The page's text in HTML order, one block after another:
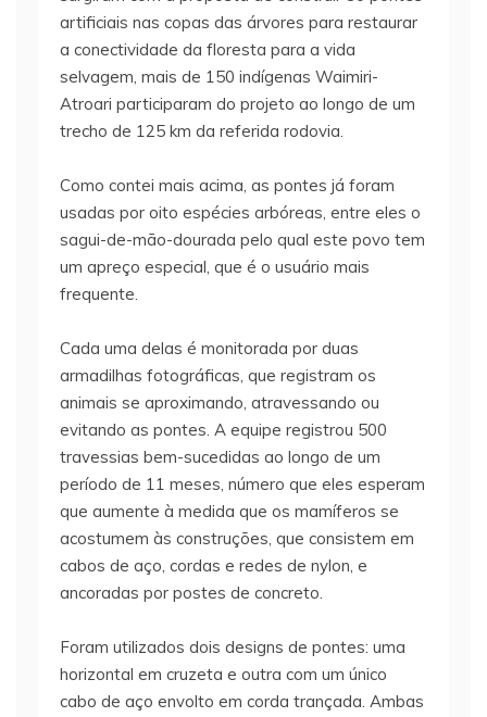
artificiais nas copas das árvores para restaurar
a conectividade da floresta para a vida
selvagem, mais de 150 indígenas Waimiri-
Atroari participaram do projeto ao longo de um
trecho de 125 km da referida rodovia.
Como contei mais acima, as pontes já foram
usadas por oito espécies arbóreas, entre eles o
sagui-de-mão-dourada pelo qual este povo tem
um apreço especial, que é o usuário mais
frequente.
Cada uma delas é monitorada por duas
armadilhas fotográficas, que registram os
animais se aproximando, atravessando ou
evitando as pontes. A equipe registrou 500
travessias bem-sucedidas ao longo de um
período de 11 meses, número que eles esperam
que aumente à medida que os mamíferos se
acostumem às construções, que consistem em
cabos de aço, cordas e redes de nylon, e
ancoradas por postes de concreto.
Foram utilizados dois designs de pontes: uma
horizontal em cruzeta e outra com um único
cabo de aço envolto em corda trançada. Ambas